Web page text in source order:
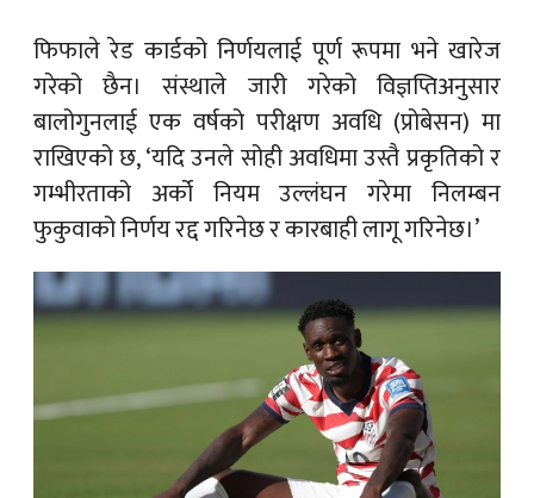
फिफाले रेड कार्डको निर्णयलाई पूर्ण रूपमा भने खारेज
गरेको छैन। संस्थाले जारी गरेको विज्ञप्तिअनुसार
बालोगुनलाई एक वर्षको परीक्षण अवधि (प्रोबेसन) मा
राखिएको छ, ‘यदि उनले सोही अवधिमा उस्तै प्रकृतिको र
गम्भीरताको अर्को नियम उल्लंघन गरेमा निलम्बन
फुकुवाको निर्णय रद्द गरिनेछ र कारबाही लागू गरिनेछ।’